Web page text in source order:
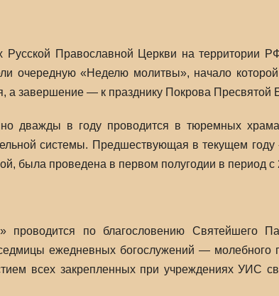
Русской Православной Церкви на территории
очередную «Неделю молитвы», начало
а завершение — к празднику Покрова Пресвятой
дважды в году проводится в тюремных
системы. Предшествующая в текущем
была проведена в первом полугодии в период с
проводится по благословению Святейшего
ежедневных богослужений — молебного
всех закрепленных при учреждениях УИС